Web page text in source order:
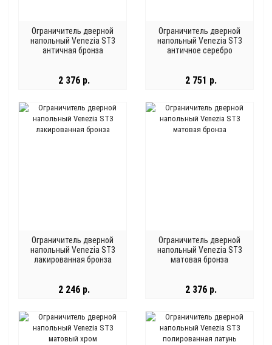
Ограничитель дверной
напольный Venezia ST3
античная бронза
2 376 р.
Ограничитель дверной
напольный Venezia ST3
античное серебро
2 751 р.
Ограничитель дверной
напольный Venezia ST3
лакированная бронза
2 246 р.
Ограничитель дверной
напольный Venezia ST3
матовая бронза
2 376 р.